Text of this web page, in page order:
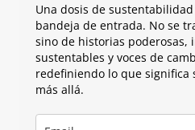
Una dosis de
bandeja de entrada. No se
sino de historias poderosas,
sustentables y voces de
redefiniendo lo que significa
más allá.